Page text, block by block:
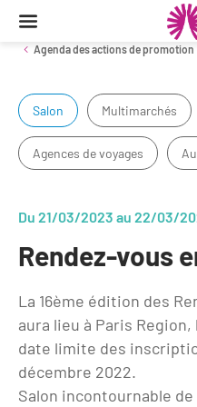
Contenu
Navigation
principale
Recherche
Conjoncture
Tableau de bord mensuel
Profils des clientèles
Clientèle française
Aides et financements
Fonds Régional pour le
Les Offices de
Outils pour votre Office de
Services aux
Stratégie et plan
Travel Trade News
Organisez votre
Se déplacer à Paris
Evénements &
Expositions
Évènements sportifs
Guide de la Destination
Destination
Volontaires du
Information Tourisme
Agenda des actions de promotion
Salon Multimarchés
Agences de voyages
Du 21/03/2023 au 22/03/
Rendez-vous
La 16ème édition des
aura lieu à Paris
date limite des
décembre 2022.
Salon incontournable